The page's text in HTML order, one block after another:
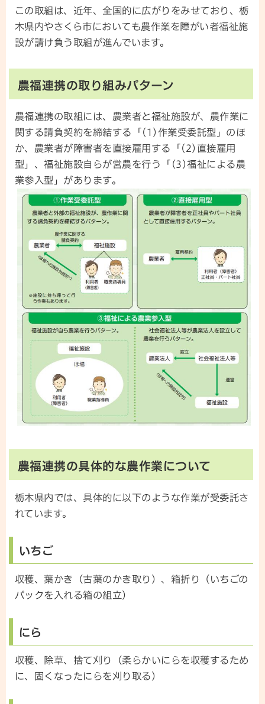
この取組は、近年、全国的に広がりをみせており、栃
木県内やさくら市においても農作業を障がい者福祉施
設が請け負う取組が進んでいます。
農福連携の取り組みパターン
農福連携の取組には、農業者と福祉施設が、農作業に
関する請負契約を締結する「(1)作業受委託型」のほ
か、農業者が障害者を直接雇用する「(2)直接雇用
型」、福祉施設自らが営農を行う「(3)福祉による農
業参入型」があります。
農福連携の具体的な農作業について
栃木県内では、具体的に以下のような作業が受委託さ
れています。
いちご
収穫、葉かき（古葉のかき取り）、箱折り（いちごの
パックを入れる箱の組立）
にら
収穫、除草、捨て刈り（柔らかいにらを収穫するため
に、固くなったにらを刈り取る）